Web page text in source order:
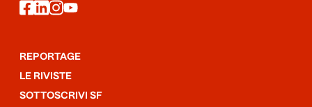
facebook
linkedin
instagram
youtube
REPORTAGE
LE RIVISTE
SOTTOSCRIVI SF